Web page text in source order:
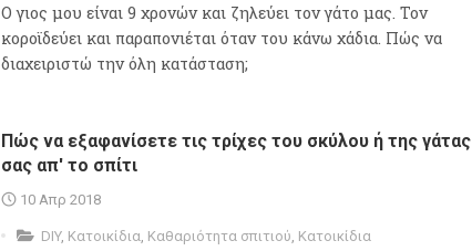
Ο γιος μου είναι 9 χρονών και ζηλεύει τον γάτο μας. Τον
κοροϊδεύει και παραπονιέται όταν του κάνω χάδια. Πώς να
διαχειριστώ την όλη κατάσταση;
Πώς να εξαφανίσετε τις τρίχες του σκύλου ή της γάτας
σας απ' το σπίτι
10 Απρ 2018
DIY, Κατοικίδια Καθαριότητα σπιτιού Κατοικίδια